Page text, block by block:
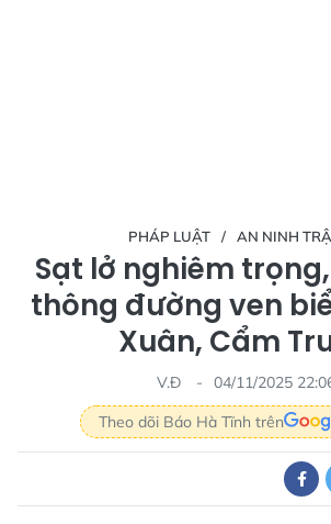
PHÁP LUẬT AN NINH
Sạt lở nghiêm
thông đường ven
Xuân, Cẩm
V.Đ
04/11/2025
Theo dõi Báo Hà Tĩnh trên